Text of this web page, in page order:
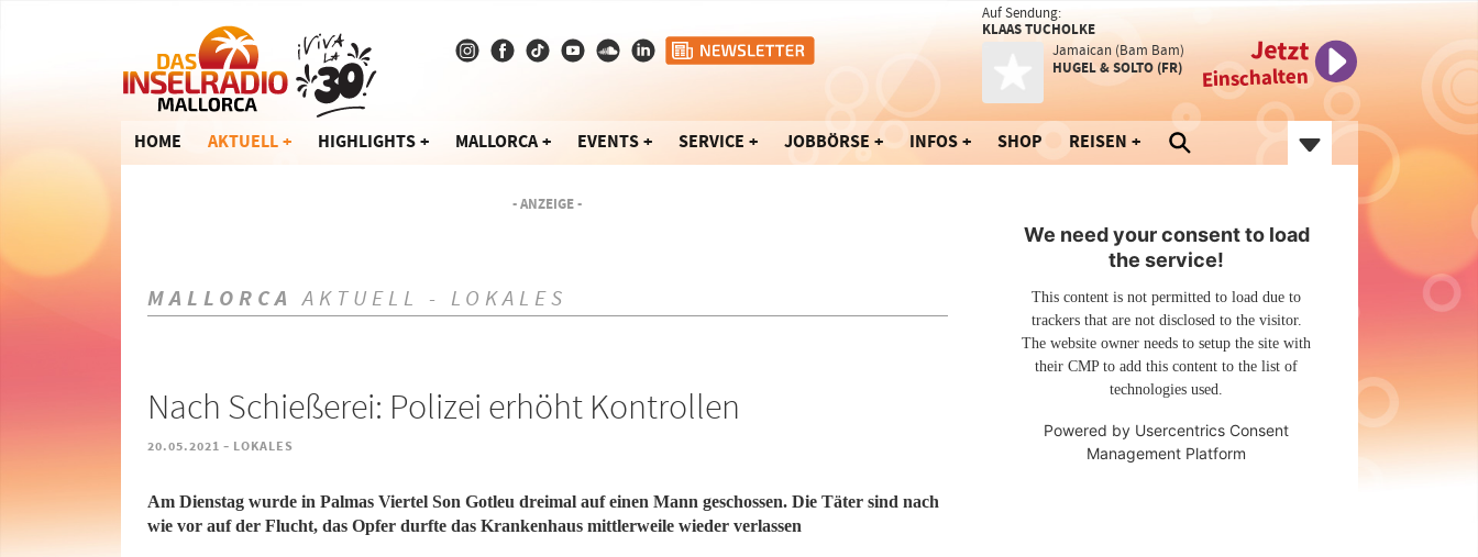
Auf Sendung:
KLAAS TUCHOLKE
Jamaican (Bam Bam)
HUGEL & SOLTO (FR)
Jetzt
Einschalten
HOME AKTUELL HIGHLIGHTS MALLORCA EVENTS SERVICE JOBBÖRSE INFOS SHOP REISEN
- ANZEIGE -
MALLORCA AKTUELL - LOKALES
Nach Schießerei: Polizei erhöht Kontrollen
20.05.2021 - LOKALES
Am Dienstag wurde in Palmas Viertel Son Gotleu dreimal auf einen Mann geschossen. Die Täter sind nach
wie vor auf der Flucht, das Opfer durfte das Krankenhaus mittlerweile wieder verlassen
We need your consent to load
the service!
This content is not permitted to load due to
trackers that are not disclosed to the visitor.
The website owner needs to setup the site with
their CMP to add this content to the list of
technologies used.
Powered by Usercentrics Consent
Management Platform